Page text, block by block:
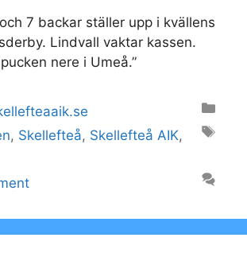
7 backar ställer upp i kvällens
Lindvall vaktar kassen.
nere i Umeå.”
, Skellefteå, Skellefteå AIK,